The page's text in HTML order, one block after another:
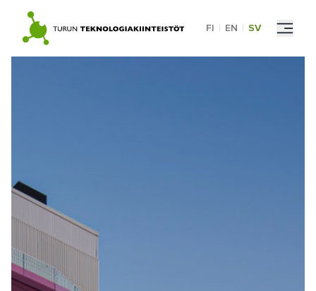
content
FI | EN | SV